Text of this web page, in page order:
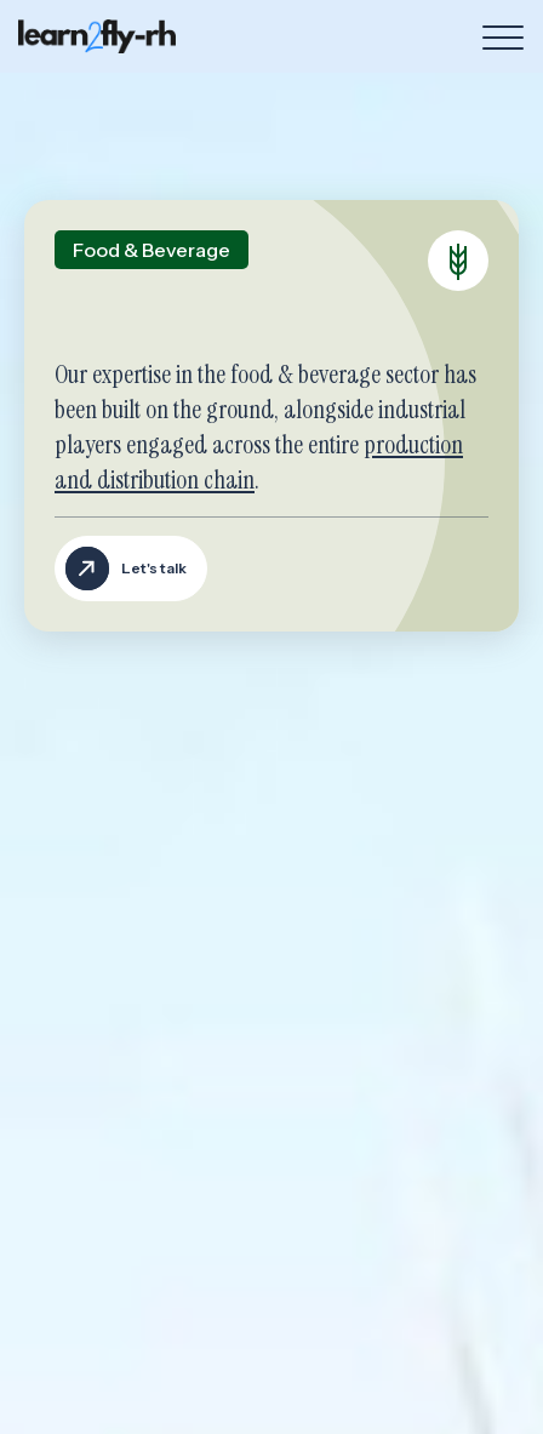
Food & Beverage
Our expertise in the food & beverage sector has
been built on the ground, alongside industrial
players engaged across the entireproduction
and distribution chain.
Let's talk